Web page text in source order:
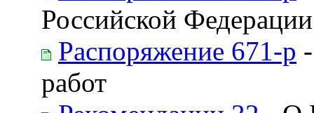
Российской
Распоряжение 671-р
работ